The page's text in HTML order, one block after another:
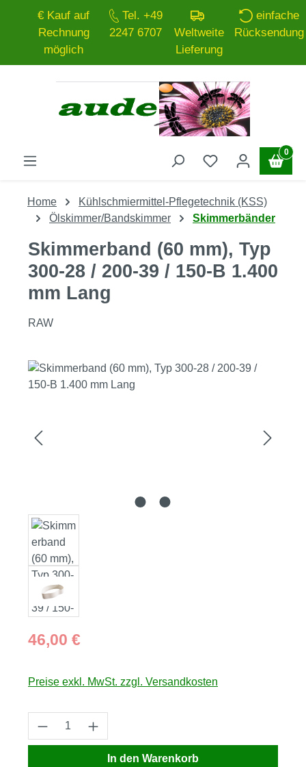
Zum Hauptinhalt springen
€ Kauf auf
Rechnung
möglich
Tel. +49
2247 6707
Weltweite
Lieferung
einfache
Rücksendung
0
Home
Kühlschmiermittel-Pflegetechnik (KSS)
Ölskimmer/Bandskimmer
Skimmerbänder
Skimmerband (60 mm), Typ
300-28 / 200-39 / 150-B 1.400
mm Lang
RAW
Bildergalerie überspringen
Regulärer Preis:
46,00 €
Preise exkl. MwSt. zzgl. Versandkosten
Produkt Anzahl: Gib den gewünschten
In den Warenkorb